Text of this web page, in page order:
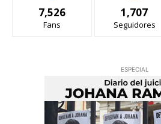
7,526
Fans
1,707
Seguidores
ESPECIAL